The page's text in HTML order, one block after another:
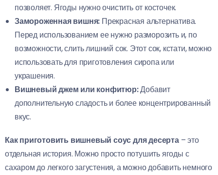
позволяет. Ягоды нужно очистить от косточек.
Замороженная вишня: Прекрасная альтернатива.
Перед использованием ее нужно разморозить и, по
возможности, слить лишний сок. Этот сок, кстати, можно
использовать для приготовления сиропа или
украшения.
Вишневый джем или конфитюр:Добавит
дополнительную сладость и более концентрированный
вкус.
Как приготовить вишневый соус для десерта– это
отдельная история. Можно просто потушить ягоды с
сахаром до легкого загустения, а можно добавить немного